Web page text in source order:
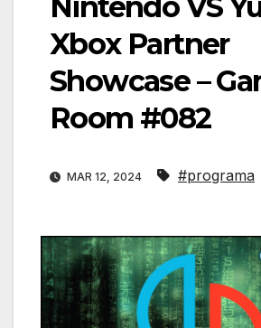
Nintendo VS
Xbox Partner
Showcase –
Room #082
MAR 12, 2024 #programa